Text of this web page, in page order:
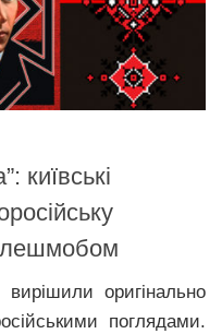
київські
оригінально
поглядами.